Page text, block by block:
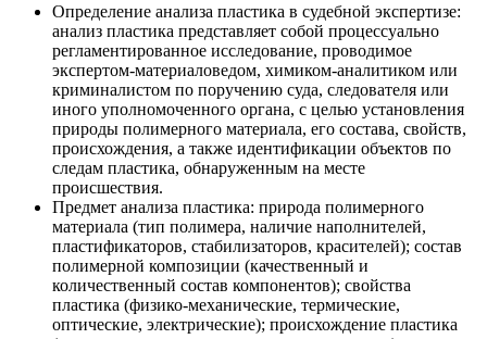
Определение анализа пластика в судебной экспертизе:
анализ пластика представляет собой процессуально
регламентированное исследование, проводимое
экспертом-материаловедом, химиком-аналитиком или
криминалистом по поручению суда, следователя или
иного уполномоченного органа, с целью установления
природы полимерного материала, его состава, свойств,
происхождения, а также идентификации объектов по
следам пластика, обнаруженным на месте
происшествия.
Предмет анализа пластика: природа полимерного
материала (тип полимера, наличие наполнителей,
пластификаторов, стабилизаторов, красителей); состав
полимерной композиции (качественный и
количественный состав компонентов); свойства
пластика (физико-механические, термические,
оптические, электрические); происхождение пластика